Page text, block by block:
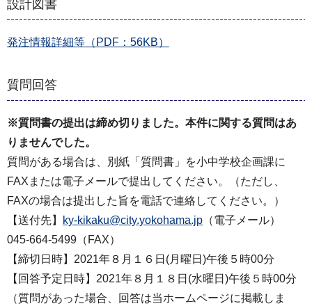
設計図書
発注情報詳細等（PDF：56KB）
質問回答
※質問書の提出は締め切りました。本件に関する質問はあ
りませんでした。
質問がある場合は、別紙「質問書」を小中学校企画課に
FAXまたは電子メールで提出してください。（ただし、
FAXの場合は提出した旨を電話で連絡してください。）
【送付先】
ky-kikaku@city.yokohama.jp （電子メール）
045-664-5499（FAX）
【締切日時】2021年８月１６日(月曜日)午後５時00分
【回答予定日時】2021年８月１８日(水曜日)午後５時00分
（質問があった場合、回答は当ホームページに掲載しま